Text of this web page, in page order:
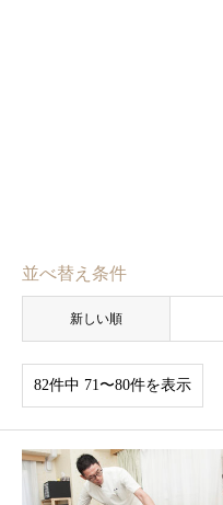
並べ替え条件
新しい順
82件中 71〜80件を表示